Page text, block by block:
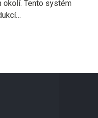
okolí. Tento systém